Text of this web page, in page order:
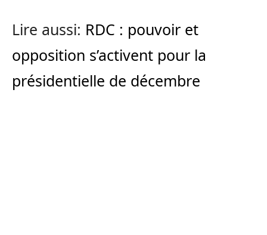
Lire aussi: RDC : pouvoir et
opposition s’activent pour la
présidentielle de décembre